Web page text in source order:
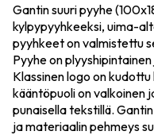
Gantin suuri pyyhe
kylpypyyhkeeksi, uima-
pyyhkeet on valmistettu
Pyyhe on
Klassinen logo on
kääntöpuoli on valkoinen
punaisella tekstillä.
ja materiaalin pehmeys